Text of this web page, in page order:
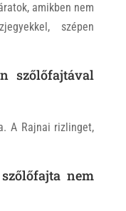
amikben nem
szépen
szőlőfajtával
A Rajnai rizlinget,
nem